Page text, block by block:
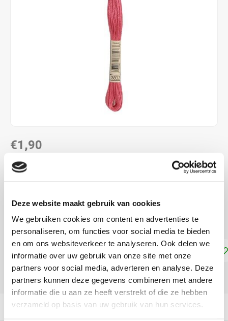
Deze website maakt gebruik van cookies
We gebruiken cookies om content en advertenties te
personaliseren, om functies voor social media te bieden
en om ons websiteverkeer te analyseren. Ook delen we
informatie over uw gebruik van onze site met onze
partners voor social media, adverteren en analyse. Deze
partners kunnen deze gegevens combineren met andere
informatie die u aan ze heeft verstrekt of die ze hebben
verzameld op basis van uw gebruik van hun services.
€1,90
DIRECT LEVERBAAR
"DMC COLOUR VARIATIONS" OF "DMC LIGHT
EFFECTS " KOOPT, ONTVANG JE EEN KORTING VAN
100% OP HET LAAGSTGEPRIJSDE PRODUCT.
Toevoegen aan winkelwagen
DELEN:
Productomschrijving